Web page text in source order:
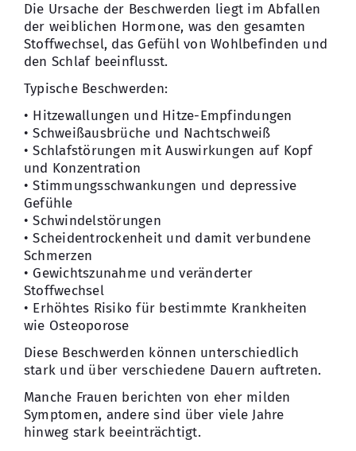
Die Ursache der Beschwerden liegt im Abfallen
der weiblichen Hormone, was den gesamten
Stoffwechsel, das Gefühl von Wohlbefinden und
den Schlaf beeinflusst.
Typische Beschwerden:
• Hitzewallungen und Hitze-Empfindungen
• Schweißausbrüche und Nachtschweiß
• Schlafstörungen mit Auswirkungen auf Kopf
und Konzentration
• Stimmungsschwankungen und depressive
Gefühle
• Schwindelstörungen
• Scheidentrockenheit und damit verbundene
Schmerzen
• Gewichtszunahme und veränderter
Stoffwechsel
• Erhöhtes Risiko für bestimmte Krankheiten
wie Osteoporose
Diese Beschwerden können unterschiedlich
stark und über verschiedene Dauern auftreten.
Manche Frauen berichten von eher milden
Symptomen, andere sind über viele Jahre
hinweg stark beeinträchtigt.